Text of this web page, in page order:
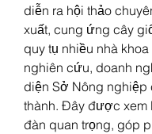
diễn ra hội thảo
xuất, cung ứng cây
quy tụ nhiều nhà
nghiên cứu, doanh
diện Sở Nông nghiệp
thành. Đây được xem
đàn quan trọng, góp